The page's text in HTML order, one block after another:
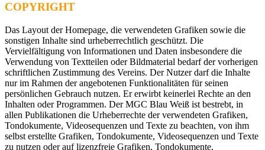
COPYRIGHT
Das Layout der Homepage, die verwendeten Grafiken sowie die
sonstigen Inhalte sind urheberrechtlich geschützt. Die
Vervielfältigung von Informationen und Daten insbesondere die
Verwendung von Textteilen oder Bildmaterial bedarf der vorherigen
schriftlichen Zustimmung des Vereins. Der Nutzer darf die Inhalte
nur im Rahmen der angebotenen Funktionalitäten für seinen
persönlichen Gebrauch nutzen. Er erwirbt keinerlei Rechte an den
Inhalten oder Programmen. Der MGC Blau Weiß ist bestrebt, in
allen Publikationen die Urheberrechte der verwendeten Grafiken,
Tondokumente, Videosequenzen und Texte zu beachten, von ihm
selbst erstellte Grafiken, Tondokumente, Videosequenzen und Texte
zu nutzen oder auf lizenzfreie Grafiken, Tondokumente,